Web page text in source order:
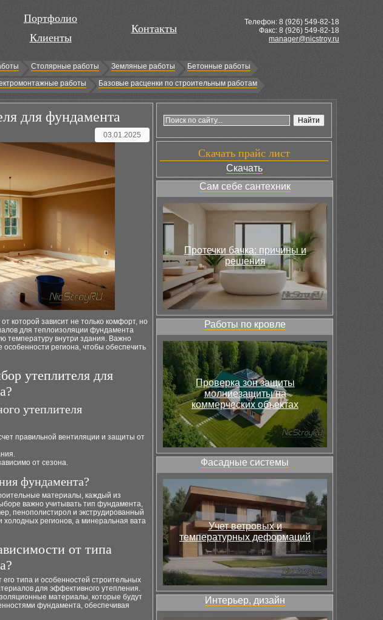
Портфолио
Клиенты
Контакты
Телефон: 8 (926) 549-82-18
Факс: 8 (926) 549-82-18
manager@nicstroy.ru
Столярные работы Земляные работы
Бетонные работы
работы Базовые расценки по строительным работам
для фундамента
03.01.2025
которой зависит не только комфорт, но
для теплоизоляции фундамента
температуру внутри здания. Важно
региона, чтобы обеспечить
утеплителя для
утеплителя
правильной вентиляции и защиты от
от сезона.
фундамента?
материалы, каждый из
важно учитывать тип фундамента,
пенополистирол и экструдированный
регионов, а минеральная вата
от типа
типа и особенностей строительных
для эффективного утепления.
материалы, которые будут
фундамента, обеспечивая
Скачать прайс лист
Скачать
Сам себе сантехник
Протечки бачка: причины и
решения
Работы по кровле
Проверка зон защиты
молниезащиты на
коммерческих объектах
Фасадные системы
Учет ветровых и
температурных деформаций
Интерьер, дизайн